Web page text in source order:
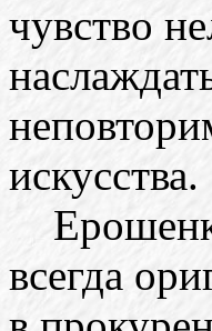
чувство
искусства.
всегда